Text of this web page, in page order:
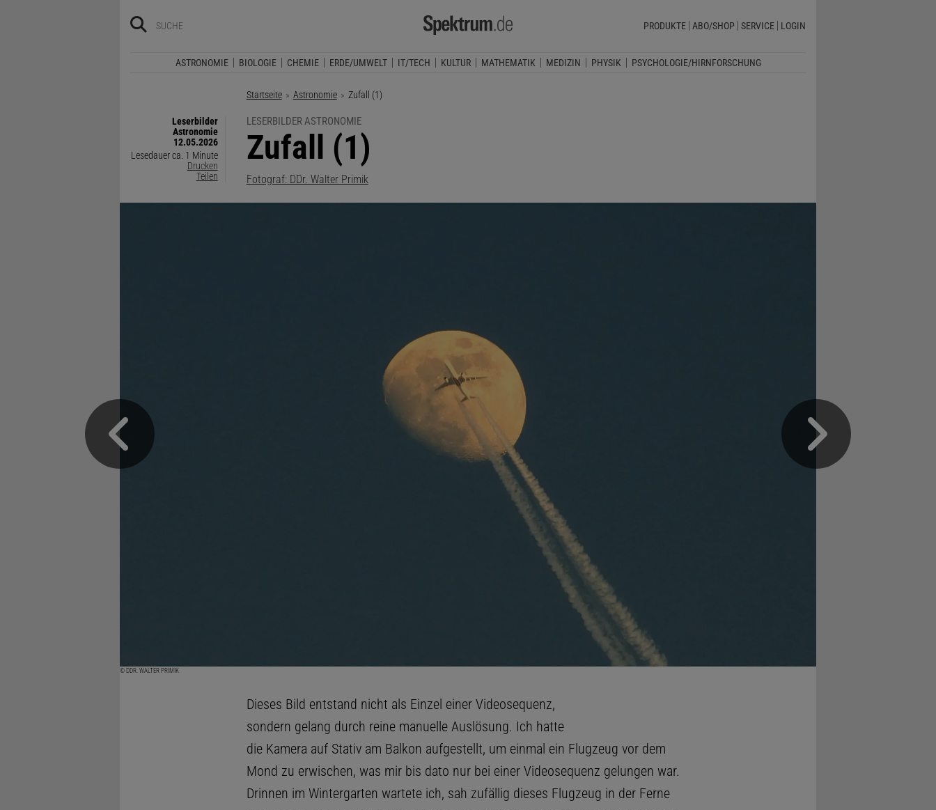
PRODUKTE ABO/SHOP SERVICE LOGIN
ASTRONOMIE BIOLOGIE CHEMIE ERDE/UMWELT IT/TECH KULTUR MATHEMATIK MEDIZIN PHYSIK PSYCHOLOGIE/HIRNFORSCHUNG
Startseite Astronomie Aktuelle Seite:
Zufall (1)
Leserbilder
Astronomie
12.05.2026
Lesedauer ca. 1 Minute
Drucken
Teilen
LESERBILDER ASTRONOMIE
:
Zufall (1)
Fotograf: DDr. Walter Primik
© DDR. WALTER PRIMIK
Dieses Bild entstand nicht als Einzel einer Videosequenz,
sondern gelang durch reine manuelle Auslösung. Ich hatte
die Kamera auf Stativ am Balkon aufgestellt, um einmal ein Flugzeug vor dem
Mond zu erwischen, was mir bis dato nur bei einer Videosequenz gelungen war.
Drinnen im Wintergarten wartete ich, sah zufällig dieses Flugzeug in der Ferne